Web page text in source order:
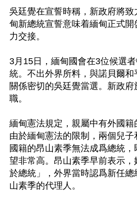
吳廷覺在宣誓時稱，新政府將致
甸新總統宣誓意味着緬甸正式開
力交接。
3月15日，緬甸國會在3位候選
統。不出外界所料，與諾貝爾和
關係密切的吳廷覺當選。新政
職。
緬甸憲法規定，親屬中有外國籍
由於緬甸憲法的限制，兩個兒
國籍的昂山素季無法成爲總統
望非常高。昂山素季早前表示，
於總統」，外界當時認爲新任總
山素季的代理人。